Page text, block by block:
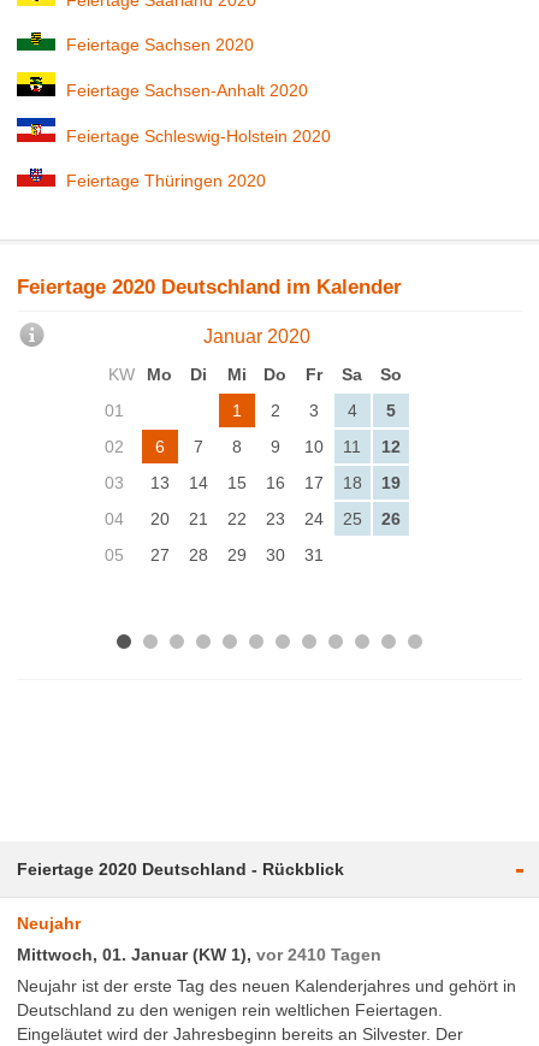
Feiertage Sachsen 2020
Feiertage Sachsen-Anhalt 2020
Feiertage Schleswig-Holstein 2020
Feiertage Thüringen 2020
Feiertage 2020 Deutschland im Kalender
Januar 2020
KW Mo Di Mi Do Fr Sa
So
01
1 2 3 4
5
02
6 7 8 9 10 11
12
03
13 14 15 16 17 18
19
04
20 21 22 23 24 25
26
05
27 28 29 30 31
Feiertage 2020 Deutschland - Rückblick -
Neujahr
Mittwoch, 01. Januar (KW 1),vor 2410 Tagen
Neujahr ist der erste Tag des neuen Kalenderjahres und gehört in
Deutschland zu den wenigen rein weltlichen Feiertagen.
Eingeläutet wird der Jahresbeginn bereits an Silvester. Der